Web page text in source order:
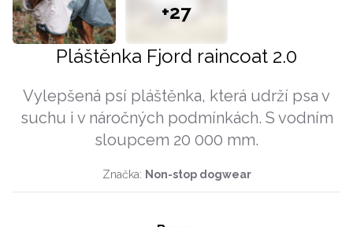
+27
Pláštěnka Fjord raincoat 2.0
Vylepšená psí pláštěnka, která udrží psa v
suchu i v náročných podmínkách. S vodním
sloupcem 20 000 mm.
Značka: Non-stop dogwear